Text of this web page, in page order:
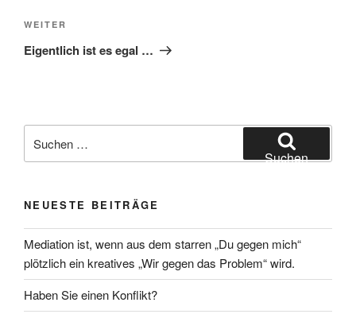
Nächster
Beitrag
WEITER
Eigentlich ist es egal …
nach:
Suchen
NEUESTE BEITRÄGE
Mediation ist, wenn aus dem starren „Du gegen mich“
plötzlich ein kreatives „Wir gegen das Problem“ wird.
Haben Sie einen Konflikt?